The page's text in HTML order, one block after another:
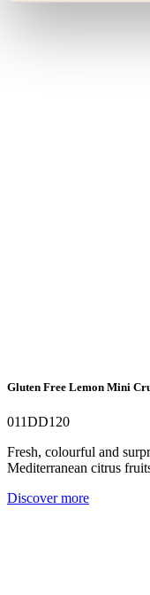
Gluten Free Lemon Mini
011DD120
Fresh, colourful and
Mediterranean citrus
Discover more